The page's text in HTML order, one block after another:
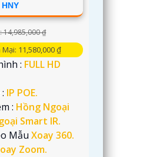
HNY
14,985,000 ₫
11,580,000 ₫
: FULL HD
IP POE.
: Hồng Ngoại
Smart IR.
MẫuXoay 360.
Zoom.